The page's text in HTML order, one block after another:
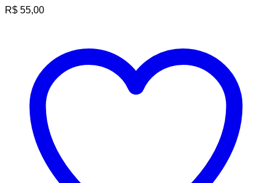
R$ 55,00